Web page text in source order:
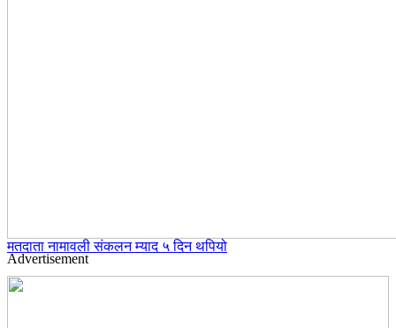
मतदाता नामावली संकलन म्याद ५ दिन थपियो
Advertisement